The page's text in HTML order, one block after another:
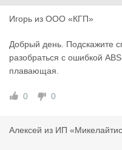
Игорь из ООО «КГП»
Добрый день. Подскажите
разобраться с ошибкой
плавающая.
0 0
Алексей из ИП